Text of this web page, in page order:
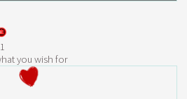
you wish for